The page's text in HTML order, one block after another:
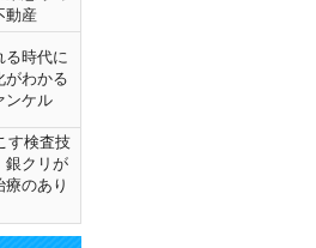
動産
る時代に
がわかる
ンケル
す検査技
銀クリが
のあり